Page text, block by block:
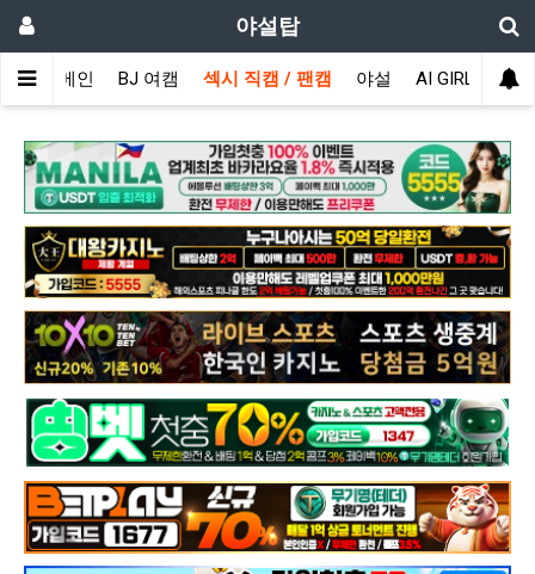
야설탑
메인 BJ 여캠 섹시 직캠 / 팬캠 야설 AI GIRL